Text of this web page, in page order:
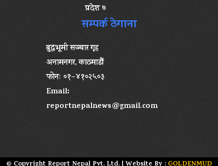
प्रदेश ७
सम्पर्क ठेगाना
बुद्धभूमी सञ्चार गृह
अनामनगर, काठमाडौं
फोनः ०१–४१०२५०३
Email:
reportnepalnews@gmail.com